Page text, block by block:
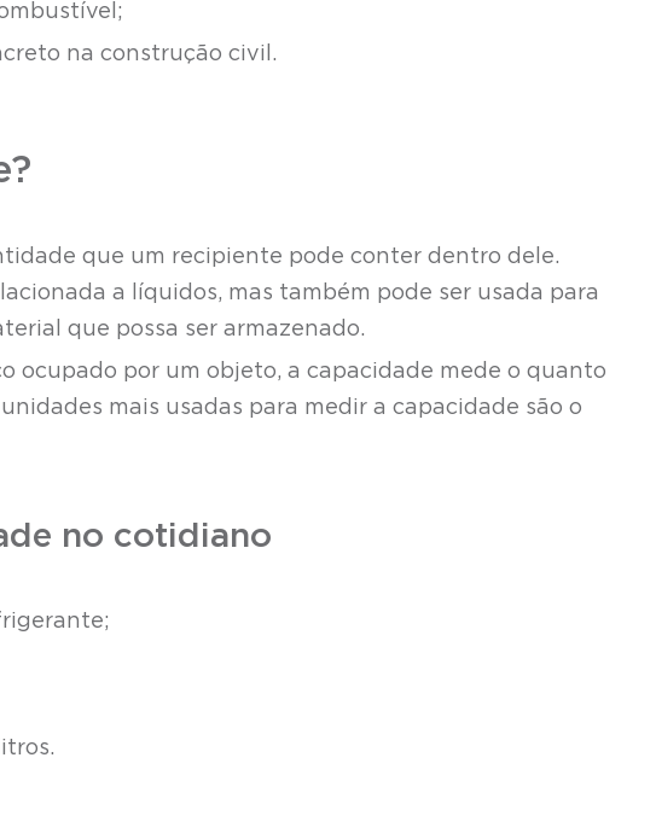
na construção civil.
que um recipiente pode conter dentro dele.
a líquidos, mas também pode ser usada para
que possa ser armazenado.
ocupado por um objeto, a capacidade mede o quanto
mais usadas para medir a capacidade são o
no cotidiano